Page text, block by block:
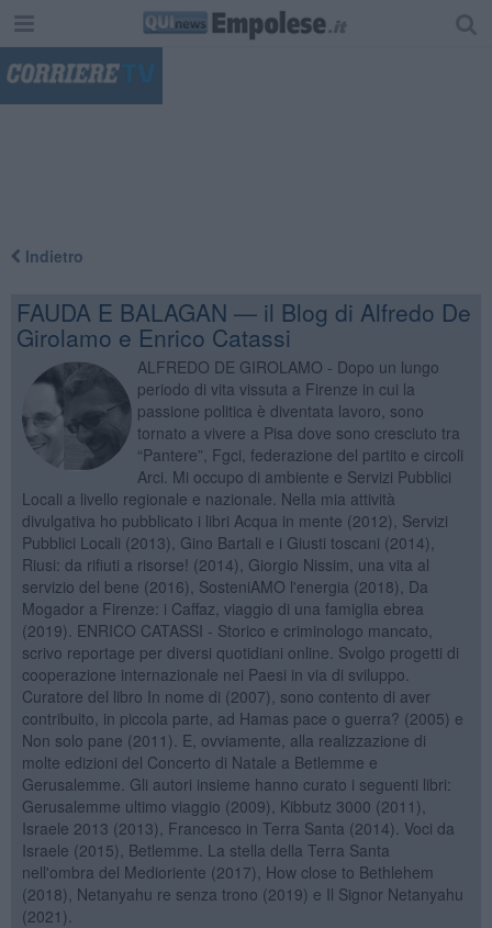
Indietro
FAUDA E BALAGAN — il Blog di Alfredo De
Girolamo e Enrico Catassi
ALFREDO DE GIROLAMO - Dopo un lungo
periodo di vita vissuta a Firenze in cui la
passione politica è diventata lavoro, sono
tornato a vivere a Pisa dove sono cresciuto tra
“Pantere”, Fgci, federazione del partito e circoli
Arci. Mi occupo di ambiente e Servizi Pubblici
Locali a livello regionale e nazionale. Nella mia attività
divulgativa ho pubblicato i libri Acqua in mente (2012), Servizi
Pubblici Locali (2013), Gino Bartali e i Giusti toscani (2014),
Riusi: da rifiuti a risorse! (2014), Giorgio Nissim, una vita al
servizio del bene (2016), SosteniAMO l'energia (2018), Da
Mogador a Firenze: i Caffaz, viaggio di una famiglia ebrea
(2019). ENRICO CATASSI - Storico e criminologo mancato,
scrivo reportage per diversi quotidiani online. Svolgo progetti di
cooperazione internazionale nei Paesi in via di sviluppo.
Curatore del libro In nome di (2007), sono contento di aver
contribuito, in piccola parte, ad Hamas pace o guerra? (2005) e
Non solo pane (2011). E, ovviamente, alla realizzazione di
molte edizioni del Concerto di Natale a Betlemme e
Gerusalemme. Gli autori insieme hanno curato i seguenti libri:
Gerusalemme ultimo viaggio (2009), Kibbutz 3000 (2011),
Israele 2013 (2013), Francesco in Terra Santa (2014). Voci da
Israele (2015), Betlemme. La stella della Terra Santa
nell'ombra del Medioriente (2017), How close to Bethlehem
(2018), Netanyahu re senza trono (2019) e Il Signor Netanyahu
(2021).